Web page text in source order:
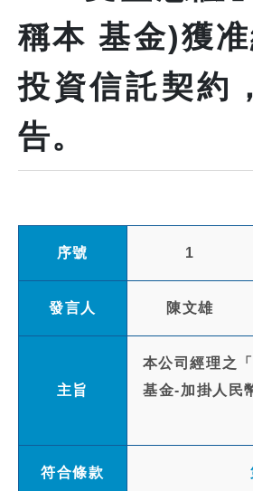
稱本 基金)獲
投資信託契約
告。
序號 1
發言人 陳文雄
主旨
本公司經理之
基金-加掛人民
符合條款